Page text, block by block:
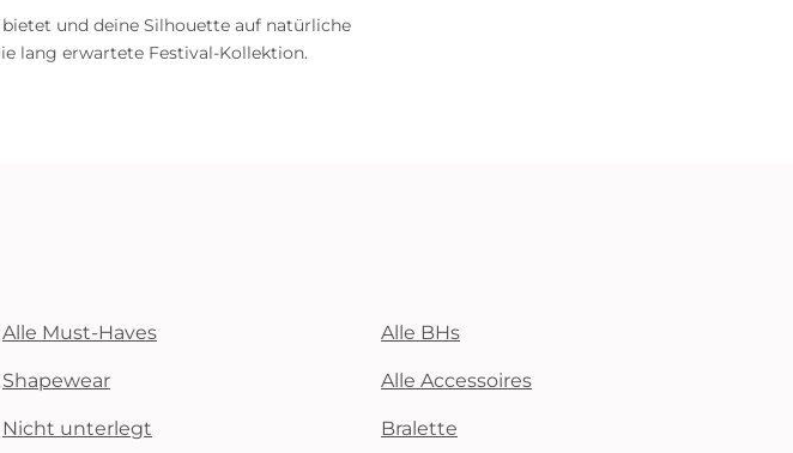
und deine Silhouette auf natürliche
lang erwartete Festival-Kollektion.
Alle Must-Haves Alle BHs
Shapewear Alle Accessoires
Nicht unterlegt Bralette